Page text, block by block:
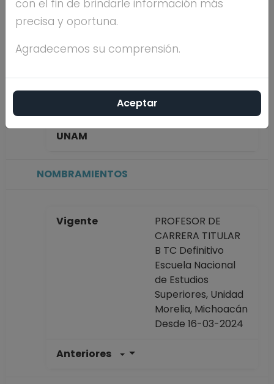
VILLASEÑOR
estudios
Antigüedad
UNAM
NOMBRAMIENTOS
Vigente
PROFESOR DE
CARRERA TITULAR
B TC Definitivo
Escuela Nacional
de Estudios
Superiores, Unidad
Morelia, Michoacán
Desde 16-03-2024
Anteriores
con el fin de brindarle información más
precisa y oportuna.
Agradecemos su comprensión.
Aceptar